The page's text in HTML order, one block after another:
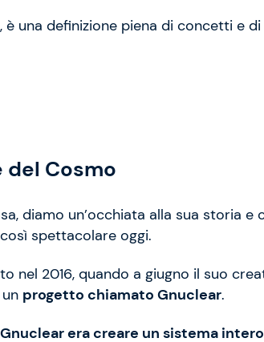
è una definizione piena di concetti e
del Cosmo
diamo un’occhiata alla sua storia
spettacolare oggi.
nel 2016, quando a giugno il suo
progetto chiamato Gnuclear.
era creare un sistema